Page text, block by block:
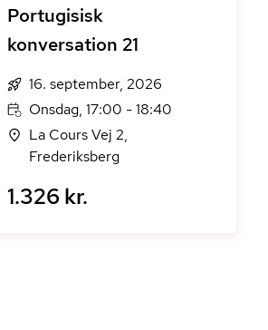
Portugisisk
konversation 21
16. september, 2026
Onsdag, 17:00 - 18:40
La Cours Vej 2,
Frederiksberg
1.326 kr.